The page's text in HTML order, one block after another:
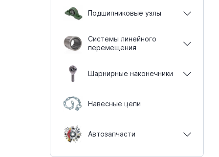
Подшипниковые узлы
Системы линейного
перемещения
Шарнирные наконечники
Навесные цепи
Автозапчасти